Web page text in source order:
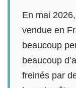
En mai
vendue en
beaucoup
beaucoup
freinés par